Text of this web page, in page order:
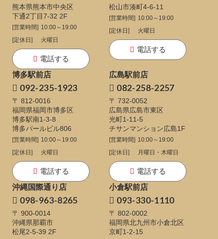
熊本県熊本市中央区
下通2丁目7-32 2F
[営業時間] 10:00～19:00
[定休日]
火曜日
電話する
松山市湊町4-6-11
[営業時間] 10:00～19:00
[定休日]
火曜日
電話する
博多駅前店
092-235-1923
〒 812-0016
福岡県福岡市博多区
博多駅南1-3-8
博多パールビル806
[営業時間] 10:00～19:00
[定休日]
火曜日
電話する
広島駅前店
082-258-2257
〒 732-0052
広島県広島市東区
光町1-11-5
チサンマンション広島1F
[営業時間] 10:00～19:00
[定休日]
月曜日・木曜日
電話する
沖縄国際通り店
098-963-8265
〒 900-0014
沖縄県那覇市
松尾2-5-39 2F
小倉駅前店
093-330-1110
〒 802-0002
福岡県北九州市小倉北区
京町1-2-15